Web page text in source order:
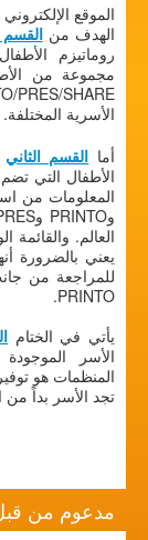
الموقع
الهدف منالقسم
روماتيزم
مجموعة من
الأسرية
أما القسم الثاني
العالم. والقائمة
يعني بالضرورة
PRINTO.
يأتي في الختام
الأسر
المنظمات هو
تجد الأسر بداً من
مدعوم من